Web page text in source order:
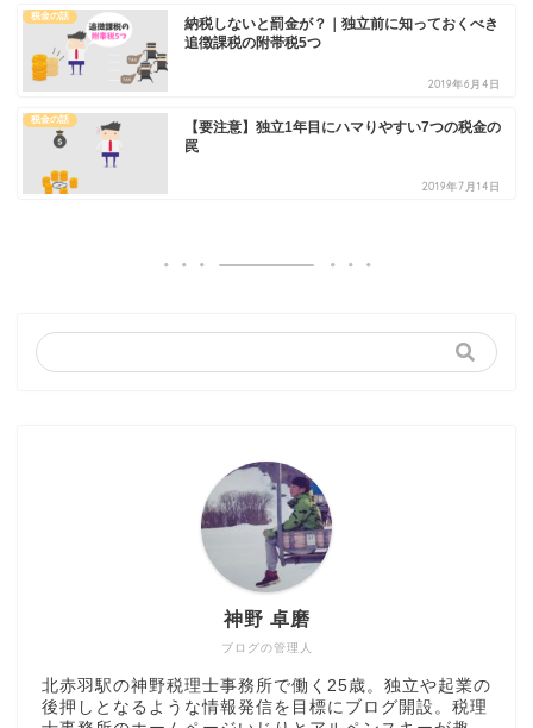
税金の話
納税しないと罰金が？｜独立前に知っておくべき
追徴課税の附帯税5つ
2019年6月4日
税金の話
【要注意】独立1年目にハマりやすい7つの税金の
罠
2019年7月14日
ブログの管理人
神野 卓磨
北赤羽駅の神野税理士事務所で働く25歳。独立や起業の
後押しとなるような情報発信を目標にブログ開設。税理